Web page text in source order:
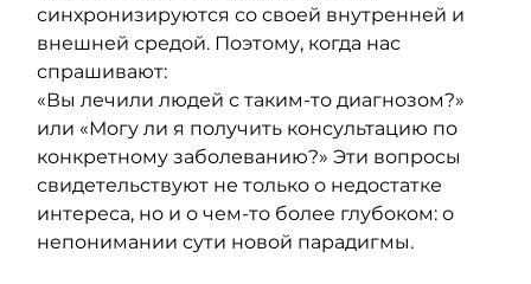
синхронизируются со своей внутренней и
внешней средой. Поэтому, когда нас
спрашивают:
«Вы лечили людей с таким-то диагнозом?»
или «Могу ли я получить консультацию по
конкретному заболеванию?» Эти вопросы
свидетельствуют не только о недостатке
интереса, но и о чем-то более глубоком: о
непонимании сути новой парадигмы.